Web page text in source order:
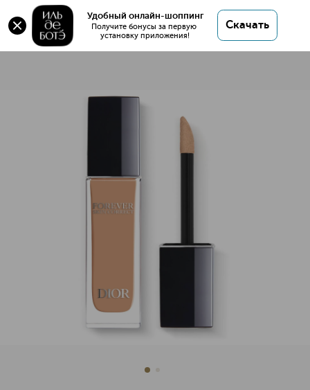
Удобный онлайн-шоппинг
Получите бонусы за первую
установку приложения!
Скачать
Dior Forever Skin Correct Стойкий корректор для лица
Описание